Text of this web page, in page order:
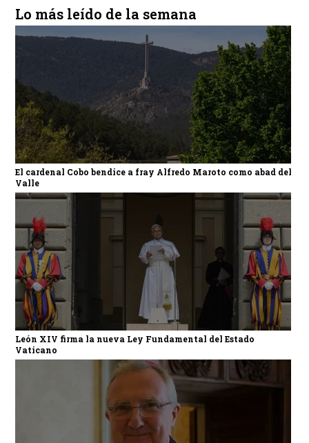
Lo más leído de la semana
El cardenal Cobo bendice a fray Alfredo Maroto como abad del
Valle
León XIV firma la nueva Ley Fundamental del Estado
Vaticano